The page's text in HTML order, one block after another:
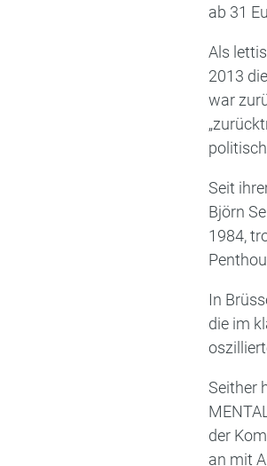
ab 31
Als
2013
war
Seit
Björn
1984,
In
die im
Seither
der
an mit